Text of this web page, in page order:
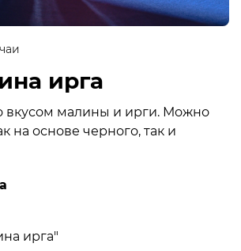
ирга
вкусом малины и ирги. Можно
на основе черного, так и
ирга"